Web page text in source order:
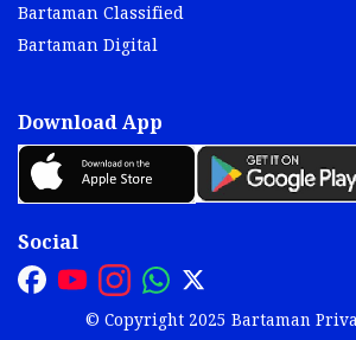
Bartaman Classified
Bartaman Digital
Download App
Social
© Copyright 2025 Bartaman